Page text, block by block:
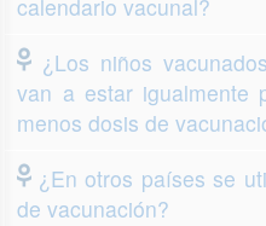
calendario vacunal?
¿Los niños
van a estar igualmente
menos dosis de
¿En otros países se
de vacunación?